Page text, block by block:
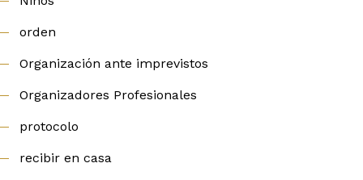
orden
Organización ante imprevistos
Organizadores Profesionales
protocolo
recibir en casa